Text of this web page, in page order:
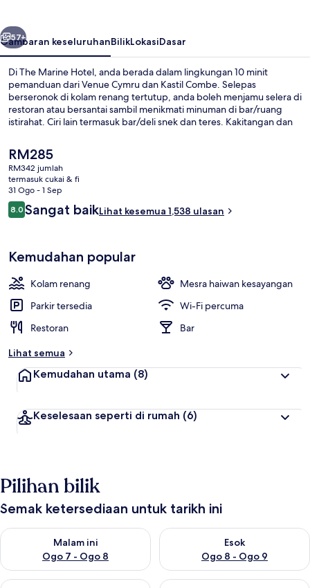
Seterusnya
57+
Gambaran keseluruhanBilikLokasiDasar
Di The Marine Hotel, anda berada dalam lingkungan 10 minit
pemanduan dari Venue Cymru dan Kastil Combe. Selepas
berseronok di kolam renang tertutup, anda boleh menjamu selera di
restoran atau bersantai sambil menikmati minuman di bar/ruang
istirahat. Ciri lain termasuk bar/deli snek dan teres. Kakitangan dan
Harga
semasa
ialah
RM285
RM285
RM342 jumlah
termasuk cukai & fi
31 Ogo - 1 Sep
Ulasan
8.08.0 daripada 10
Sangat baikLihat kesemua 1,538 ulasan
Kemudahan popular
Kolam renang
Mesra haiwan kesayangan
Parkir tersedia
Wi-Fi percuma
Restoran
Bar
Lihat semua
Kemudahan utama (8)
Keselesaan seperti di rumah (6)
Pilihan bilik
Semak ketersediaan untuk tarikh ini
Malam ini
Ogo 7 - Ogo 8
Semak ketersediaan untuk malam ini Ogo 7 - Ogo 8
Esok
Ogo 8 - Ogo 9
Semak ketersediaan untuk